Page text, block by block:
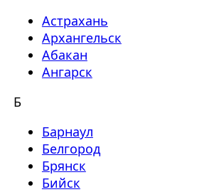
Астрахань
Архангельск
Абакан
Ангарск
Б
Барнаул
Белгород
Брянск
Бийск